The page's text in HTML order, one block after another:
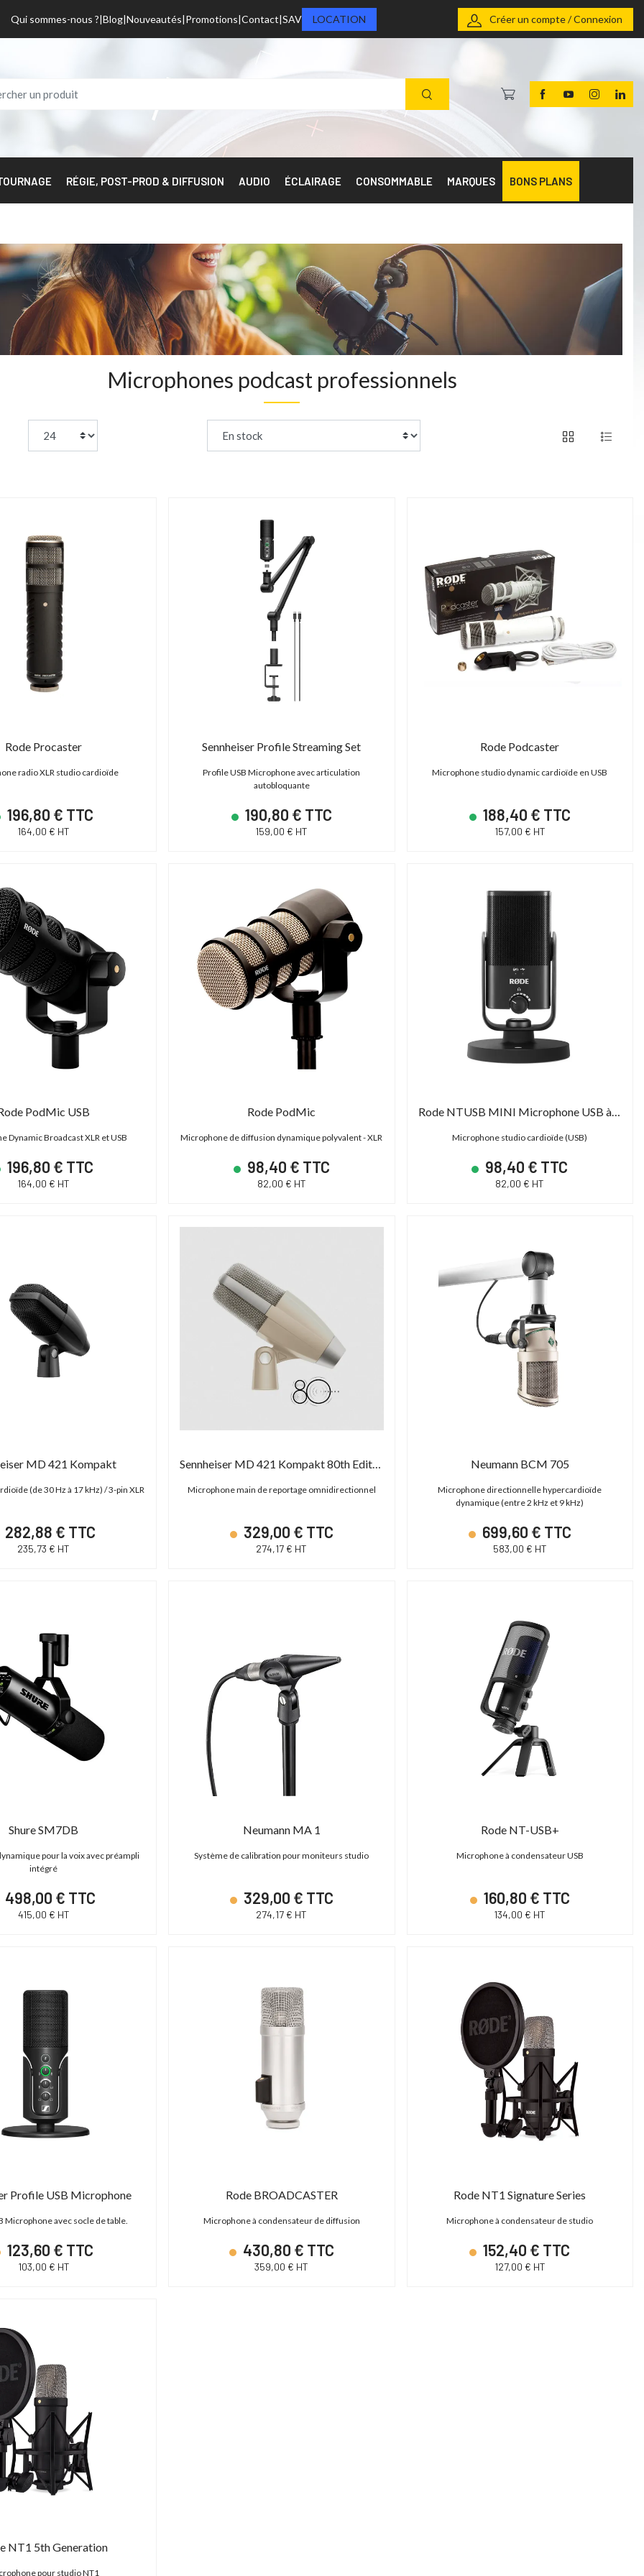
Qui sommes-nous ? Blog Nouveautés Promotions Contact SAV LOCATION Créer un compte / Connexion
RÉGIE, POST-PROD & DIFFUSION AUDIO ÉCLAIRAGE CONSOMMABLE MARQUES BONS PLANS
- Monture PL
€ HT
€ TTC
4K HDR Full Duplex 300m / 12G-SDI & HDMI
15 600,00 € TTC
12 172,00 € HT
Microphones podcast professionnels
Rode Procaster
radio XLR studio cardioïde
196,80 € TTC
164,00 € HT
Sennheiser Profile Streaming Set
Profile USB Microphone avec articulation
autobloquante
190,80 € TTC
159,00 € HT
Rode Podcaster
Microphone studio dynamic cardioïde en USB
188,40 € TTC
157,00 € HT
PodMic USB
Dynamic Broadcast XLR et USB
196,80 € TTC
164,00 € HT
Rode PodMic
Microphone de diffusion dynamique polyvalent - XLR
98,40 € TTC
82,00 € HT
Rode NTUSB MINI Microphone USB à condensateur
Microphone studio cardioïde (USB)
98,40 € TTC
82,00 € HT
MD 421 Kompakt
(de 30 Hz à 17 kHz) / 3-pin XLR
282,88 € TTC
235,73 € HT
Sennheiser MD 421 Kompakt 80th Edition
Microphone main de reportage omnidirectionnel
329,00 € TTC
274,17 € HT
Neumann BCM 705
Microphone directionnelle hypercardioïde
dynamique (entre 2 kHz et 9 kHz)
699,60 € TTC
583,00 € HT
Shure SM7DB
pour la voix avec préampli
intégré
498,00 € TTC
415,00 € HT
Neumann MA 1
Système de calibration pour moniteurs studio
329,00 € TTC
274,17 € HT
Rode NT-USB+
Microphone à condensateur USB
160,80 € TTC
134,00 € HT
Profile USB Microphone
Microphone avec socle de table.
123,60 € TTC
103,00 € HT
Rode BROADCASTER
Microphone à condensateur de diffusion
430,80 € TTC
359,00 € HT
Rode NT1 Signature Series
Microphone à condensateur de studio
152,40 € TTC
127,00 € HT
NT1 5th Generation
pour studio NT1